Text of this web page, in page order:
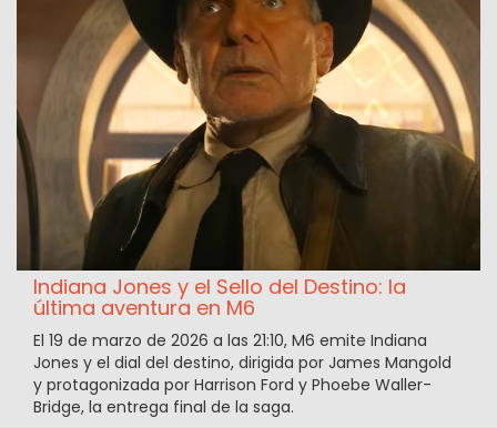
Indiana Jones y el Sello del Destino: la
última aventura en M6
El 19 de marzo de 2026 a las 21:10, M6 emite Indiana
Jones y el dial del destino, dirigida por James Mangold
y protagonizada por Harrison Ford y Phoebe Waller-
Bridge, la entrega final de la saga.